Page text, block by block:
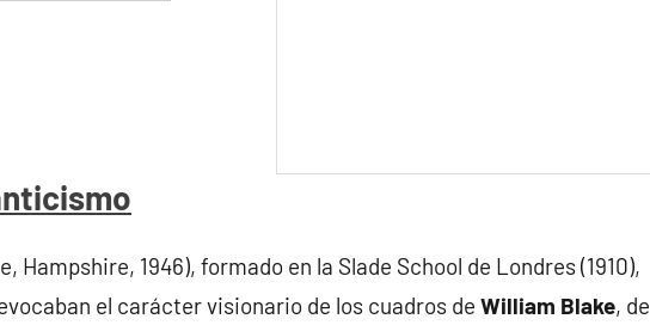
Hampshire, 1946), formado en la Slade School de Londres (1910),
el carácter visionario de los cuadros de William Blake, de